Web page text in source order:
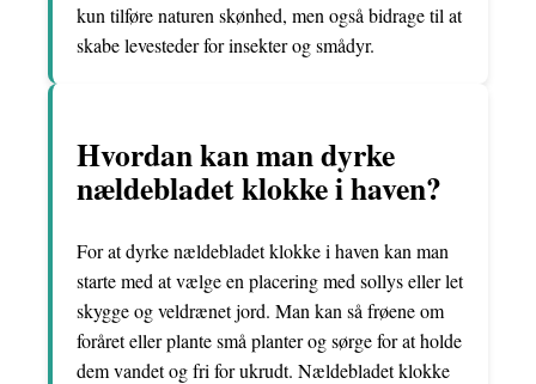
kun tilføre naturen skønhed, men også bidrage til at
skabe levesteder for insekter og smådyr.
Hvordan kan man dyrke
nældebladet klokke i haven?
For at dyrke nældebladet klokke i haven kan man
starte med at vælge en placering med sollys eller let
skygge og veldrænet jord. Man kan så frøene om
foråret eller plante små planter og sørge for at holde
dem vandet og fri for ukrudt. Nældebladet klokke